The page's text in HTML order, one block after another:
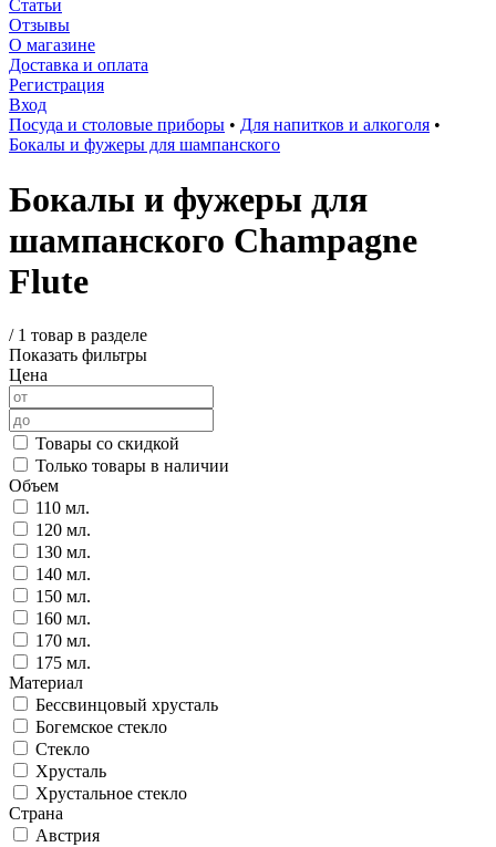
Статьи
Отзывы
О магазине
Доставка и оплата
Регистрация
Вход
Посуда и столовые приборы • Для напитков и алкоголя •
Бокалы и фужеры для шампанского
Бокалы и фужеры для
шампанского Champagne
Flute
/ 1 товар в разделе
Показать фильтры
Цена
Товары со скидкой
Только товары в наличии
Объем
110 мл.
120 мл.
130 мл.
140 мл.
150 мл.
160 мл.
170 мл.
175 мл.
Материал
Бессвинцовый хрусталь
Богемское стекло
Стекло
Хрусталь
Хрустальное стекло
Страна
Австрия